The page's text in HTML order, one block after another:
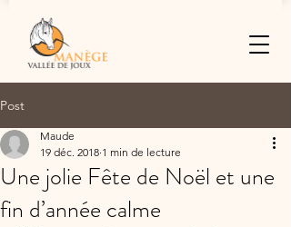
Post
Une jolie Fête de Noël et une
fin d’année calme
Maude
19 déc. 2018 1 min de lecture